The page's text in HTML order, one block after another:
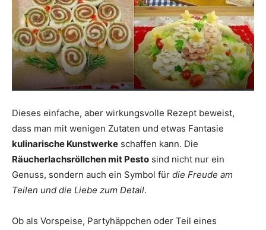
Dieses einfache, aber wirkungsvolle Rezept beweist,
dass man mit wenigen Zutaten und etwas Fantasie
kulinarische Kunstwerke schaffen kann. Die
Räucherlachsröllchen mit Pesto sind nicht nur ein
Genuss, sondern auch ein Symbol für die Freude am
Teilen und die Liebe zum Detail.
Ob als Vorspeise, Partyhäppchen oder Teil eines